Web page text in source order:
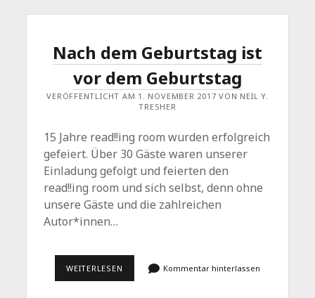
Nach dem Geburtstag ist
vor dem Geburtstag
VERÖFFENTLICHT AM 1. NOVEMBER 2017 VON NEIL Y.
TRESHER
15 Jahre read!!ing room wurden erfolgreich
gefeiert. Über 30 Gäste waren unserer
Einladung gefolgt und feierten den
read!!ing room und sich selbst, denn ohne
unsere Gäste und die zahlreichen
Autor*innen…
WEITERLESEN Kommentar hinterlassen